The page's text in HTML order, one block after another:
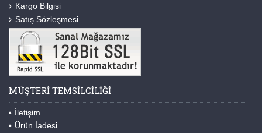
Kargo Bilgisi
Satış Sözleşmesi
MÜŞTERI TEMSILCILIĞI
İletişim
Ürün İadesi